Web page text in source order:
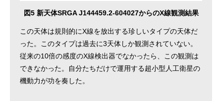
図5 新天体SRGA J144459.2-604027からのX線観測結果
この天体は規則的にX線を放出する珍しいタイプの天体だ
った。このタイプは過去に3天体しか観測されていない。
従来の10倍の感度のX線検出器でなかったら、この観測は
できなかった。自分たちだけで運用する超小型人工衛星の
機動力が功を奏した。